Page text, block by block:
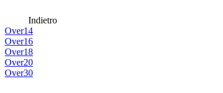
Indietro
Over14
Over16
Over18
Over20
Over30